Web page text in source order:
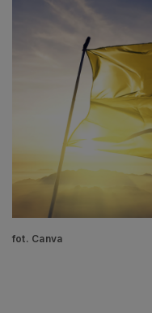
fot. Canva